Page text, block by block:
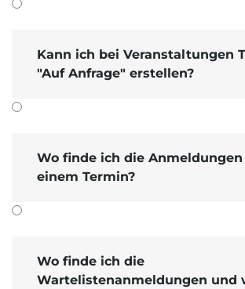
Kann ich bei Veranstaltungen
"Auf Anfrage" erstellen?
Wo finde ich die Anmeldungen
einem Termin?
Wo finde ich die
Wartelistenanmeldungen und